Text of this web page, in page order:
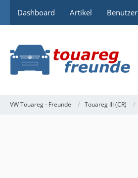
Dashboard Artikel Benutzer
VW Touareg - Freunde Touareg III (CR)